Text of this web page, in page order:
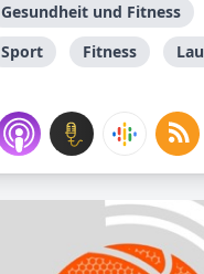
Gesundheit und Fitness
Sport
Fitness